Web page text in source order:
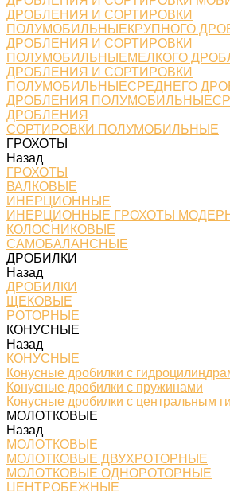
ДРОБЛЕНИЯ И СОРТИРОВКИ
ПОЛУМОБИЛЬНЫЕКРУПНОГО
ДРОБЛЕНИЯ И СОРТИРОВКИ
ПОЛУМОБИЛЬНЫЕМЕЛКОГО
ДРОБЛЕНИЯ И СОРТИРОВКИ
ПОЛУМОБИЛЬНЫЕСРЕДНЕГО
ДРОБЛЕНИЯ
ДРОБЛЕНИЯ
СОРТИРОВКИ ПОЛУМОБИЛЬНЫЕ
ГРОХОТЫ
Назад
ГРОХОТЫ
ВАЛКОВЫЕ
ИНЕРЦИОННЫЕ
ИНЕРЦИОННЫЕ ГРОХОТЫ
КОЛОСНИКОВЫЕ
САМОБАЛАНСНЫЕ
ДРОБИЛКИ
Назад
ДРОБИЛКИ
ЩЕКОВЫЕ
РОТОРНЫЕ
КОНУСНЫЕ
Назад
КОНУСНЫЕ
Конусные дробилки с
Конусные дробилки с пружинами
Конусные дробилки с центральным
МОЛОТКОВЫЕ
Назад
МОЛОТКОВЫЕ
МОЛОТКОВЫЕ ДВУХРОТОРНЫЕ
МОЛОТКОВЫЕ ОДНОРОТОРНЫЕ
ЦЕНТРОБЕЖНЫЕ